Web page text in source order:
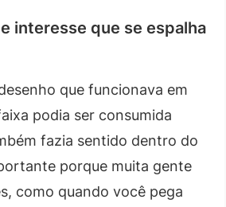
interesse que se espalha
que funcionava em
podia ser consumida
fazia sentido dentro do
porque muita gente
como quando você pega